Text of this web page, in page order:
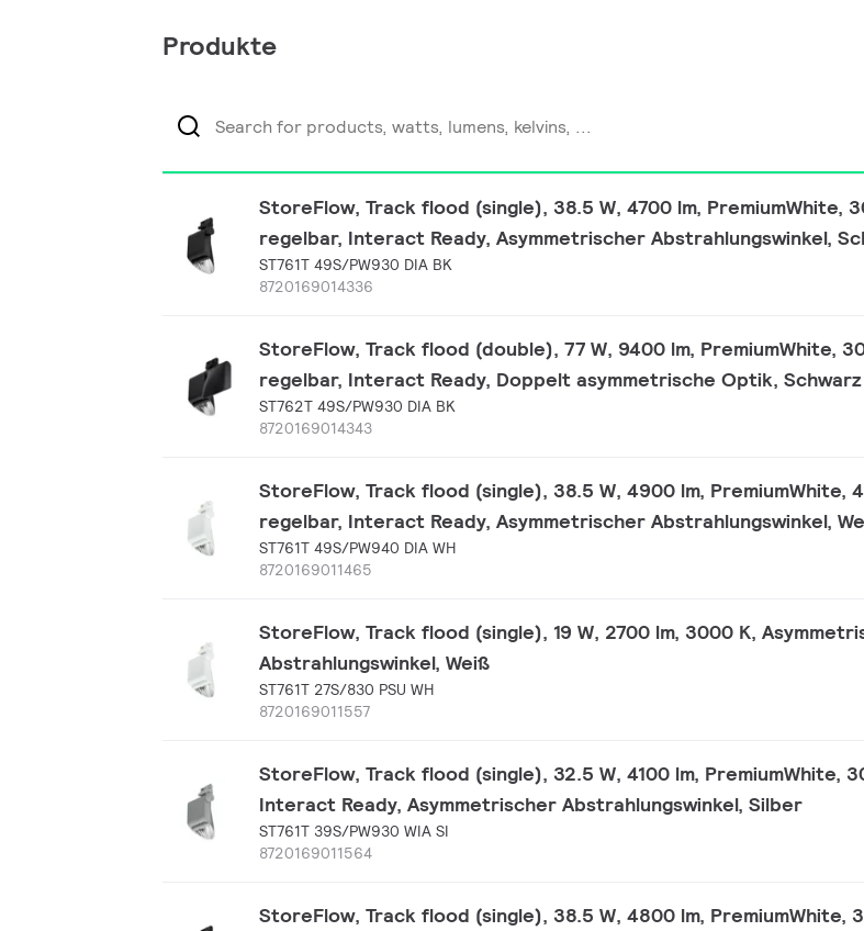
Produkte
StoreFlow, Track flood (single), 38.5 W, 4700 lm, PremiumWhite,
regelbar, Interact Ready, Asymmetrischer Abstrahlungswinkel,
ST761T 49S/PW930 DIA BK
8720169014336
StoreFlow, Track flood (double), 77 W, 9400 lm, PremiumWhite,
regelbar, Interact Ready, Doppelt asymmetrische Optik, Schwarz
ST762T 49S/PW930 DIA BK
8720169014343
StoreFlow, Track flood (single), 38.5 W, 4900 lm, PremiumWhite,
regelbar, Interact Ready, Asymmetrischer Abstrahlungswinkel,
ST761T 49S/PW940 DIA WH
8720169011465
StoreFlow, Track flood (single), 19 W, 2700 lm, 3000 K,
Abstrahlungswinkel, Weiß
ST761T 27S/830 PSU WH
8720169011557
StoreFlow, Track flood (single), 32.5 W, 4100 lm, PremiumWhite,
Interact Ready, Asymmetrischer Abstrahlungswinkel, Silber
ST761T 39S/PW930 WIA SI
8720169011564
StoreFlow, Track flood (single), 38.5 W, 4800 lm, PremiumWhite,